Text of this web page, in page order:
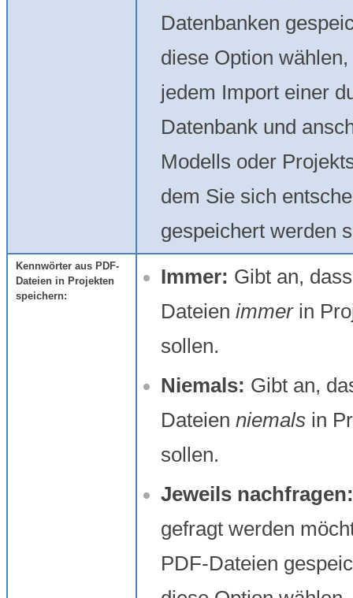
Datenbanken
diese Option
jedem Import einer
Datenbank und
Modells oder
dem Sie sich
gespeichert werden
Kennwörter aus PDF-
Dateien in Projekten
speichern:
Immer: Gibt an,
Dateien immerin
sollen.
Niemals: Gibt an,
Dateien niemals in
sollen.
Jeweils nachfragen:
gefragt werden
PDF-Dateien